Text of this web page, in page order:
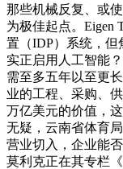
那些机械反复、或
为极佳起点。Eigen
置（IDP）系统，但
实正启用人工智能
需至多五年以至更
业的工程、采购、
万亿美元的价值，
无疑，云南省体育
营业切入，企业能
莫利克正在其专栏